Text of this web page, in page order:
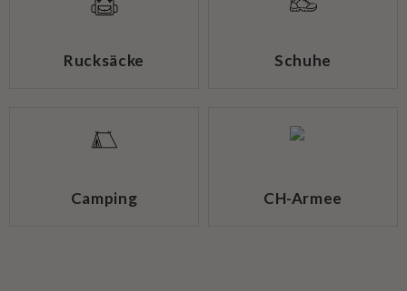
Rucksäcke Schuhe
Camping CH-Armee